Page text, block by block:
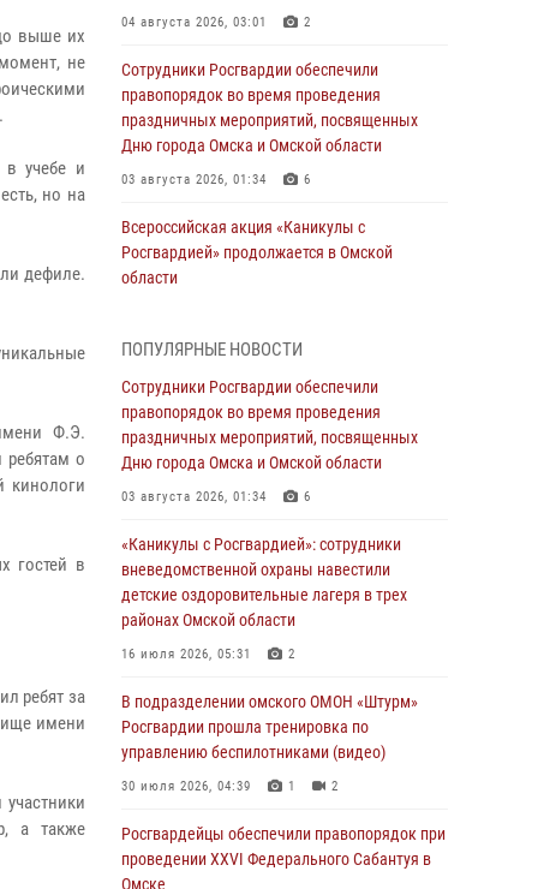
выше их
не
в учебе и
но на
дефиле.
Ф.Э.
ребятам о
кинологи
гостей в
ребят за
имени
а также
04 августа 2026, 03:01 2
Сотрудники Росгвардии обеспечили
правопорядок во время проведения
праздничных мероприятий, посвященных
Дню города Омска и Омской области
03 августа 2026, 01:34 6
Всероссийская акция «Каникулы с
Росгвардией» продолжается в Омской
области
В подразделении омского ОМОН «Штурм»
Росгвардии прошла тренировка по
управлению беспилотниками (видео)
30 июля 2026, 04:39 1 2
Росгвардия обеспечила безопасность
Победы» в Омске
29 июля 2026, 01:49 2
Росгвардейцы приняли участие в крестном
ходе в День крещения Руси в Омске
При содействии спецназа Росгвардии
пресечены нарушения миграционного
законодательства в Омске (видео)
Росгвардия обеспечила правопорядок на
ПОПУЛЯРНЫЕ НОВОСТИ
Сотрудники Росгвардии обеспечили
правопорядок во время проведения
праздничных мероприятий, посвященных
Дню города Омска и Омской области
03 августа 2026, 01:34 6
«Каникулы с Росгвардией»: сотрудники
вневедомственной охраны навестили
детские оздоровительные лагеря в трех
районах Омской области
16 июля 2026, 05:31 2
В подразделении омского ОМОН «Штурм»
Росгвардии прошла тренировка по
управлению беспилотниками (видео)
30 июля 2026, 04:39 1 2
Росгвардейцы обеcпечили правопорядок при
проведении XXVI Федерального Сабантуя в
Омске